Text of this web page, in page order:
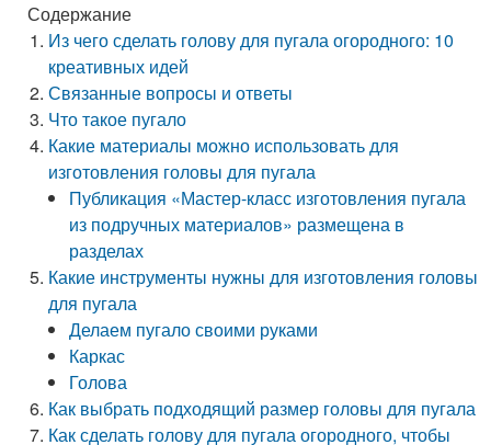
Содержание
Из чего сделать голову для пугала огородного: 10
креативных идей
Связанные вопросы и ответы
Что такое пугало
Какие материалы можно использовать для
изготовления головы для пугала
Публикация «Мастер-класс изготовления пугала
из подручных материалов» размещена в
разделах
Какие инструменты нужны для изготовления головы
для пугала
Делаем пугало своими руками
Каркас
Голова
Как выбрать подходящий размер головы для пугала
Как сделать голову для пугала огородного, чтобы